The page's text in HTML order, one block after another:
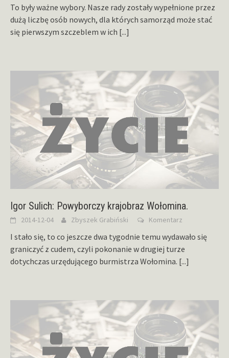
To były ważne wybory. Nasze rady zostały wypełnione przez
dużą liczbę osób nowych, dla których samorząd może stać
się pierwszym szczeblem w ich [...]
Igor Sulich: Powyborczy krajobraz Wołomina.
2014-12-04 Zbyszek Grabiński Komentarz
I stało się, to co jeszcze dwa tygodnie temu wydawało się
graniczyć z cudem, czyli pokonanie w drugiej turze
dotychczas urzędującego burmistrza Wołomina. [...]